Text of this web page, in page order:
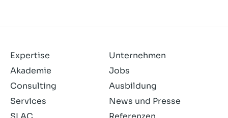
Expertise
Akademie
Consulting
Services
Unternehmen
Jobs
Ausbildung
News und Presse